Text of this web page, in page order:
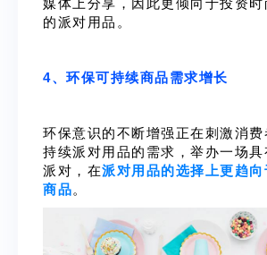
媒体上分享，因此更倾向于投资时
的派对用品。
4、环保可持续商品需求增长
环保意识的不断增强正在刺激消
持续派对用品的需求，举办一场具
派对，在派对用品的选择上更趋
商品。